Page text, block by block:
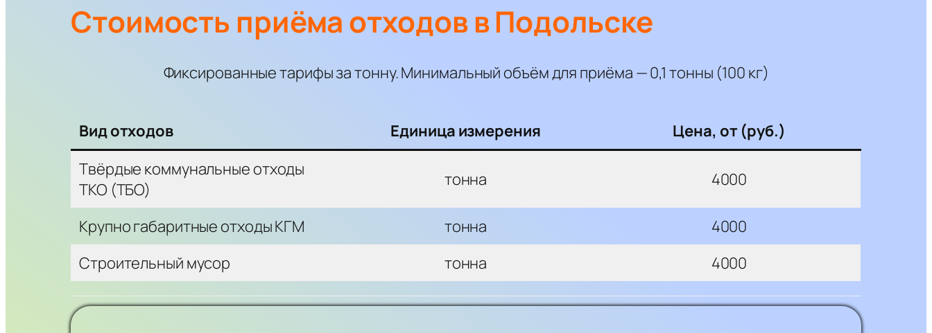
Стоимость приёма отходов в Подольске
Фиксированные тарифы за тонну. Минимальный объём для приёма — 0,1 тонны (100 кг)
Вид отходов Единица измерения
Цена, от (руб.)
Твёрдые коммунальные отходы
ТКО (ТБО)
тонна 4000
Крупно габаритные отходы КГМ тонна
4000
Строительный мусор
тонна 4000